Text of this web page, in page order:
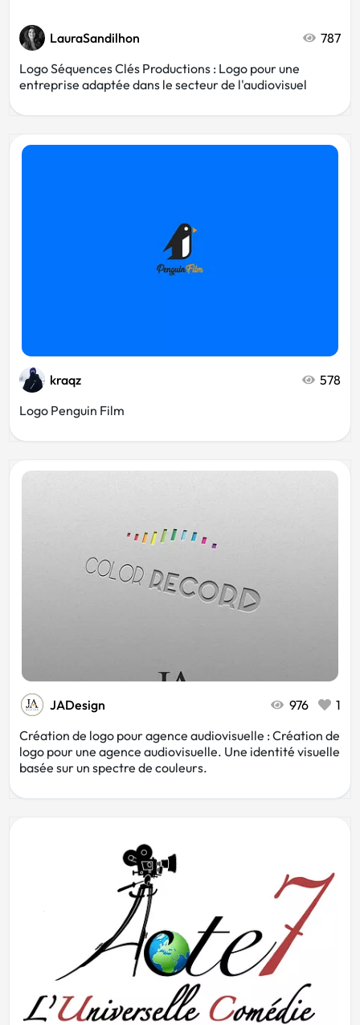
LauraSandilhon
787
Logo Séquences Clés Productions : Logo pour une
entreprise adaptée dans le secteur de l'audiovisuel
kraqz
578
Logo Penguin Film
JADesign 976
1
Création de logo pour agence audiovisuelle : Création de
logo pour une agence audiovisuelle. Une identité visuelle
basée sur un spectre de couleurs.